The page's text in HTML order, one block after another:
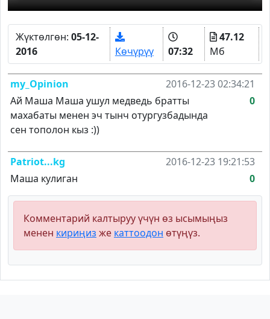
Жүктөлгөн: 05-12-
2016
Көчүрүү 07:32
47.12
Мб
my_Opinion
2016-12-23 02:34:21
Ай Маша Маша ушул медведь братты
махабаты менен эч тынч отургузбадында
сен тополон кыз :))
0
Patriot...kg
2016-12-23 19:21:53
Маша кулиган
0
Комментарий калтыруу үчүн өз ысымыңыз
менен кириңиз же каттоодон өтүңүз.